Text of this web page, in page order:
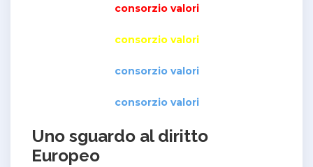
consorzio valori
consorzio valori
consorzio valori
consorzio valori
Uno sguardo al diritto
Europeo